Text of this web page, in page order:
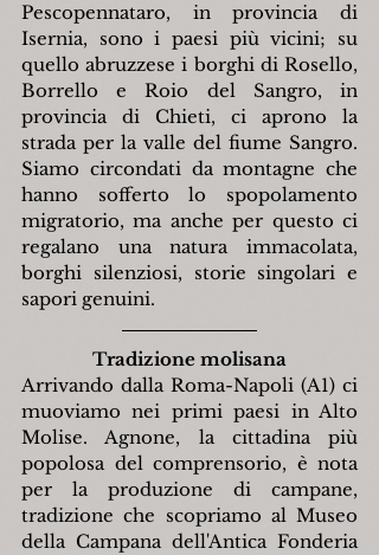
Pescopennataro, in provincia di
Isernia, sono i paesi più vicini; su
quello abruzzese i borghi di Rosello,
Borrello e Roio del Sangro, in
provincia di Chieti, ci aprono la
strada per la valle del fiume Sangro.
Siamo circondati da montagne che
hanno sofferto lo spopolamento
migratorio, ma anche per questo ci
regalano una natura immacolata,
borghi silenziosi, storie singolari e
sapori genuini.
Tradizione molisana
Arrivando dalla Roma-Napoli (A1) ci
muoviamo nei primi paesi in Alto
Molise. Agnone, la cittadina più
popolosa del comprensorio, è nota
per la produzione di campane,
tradizione che scopriamo al Museo
della Campana dell'Antica Fonderia